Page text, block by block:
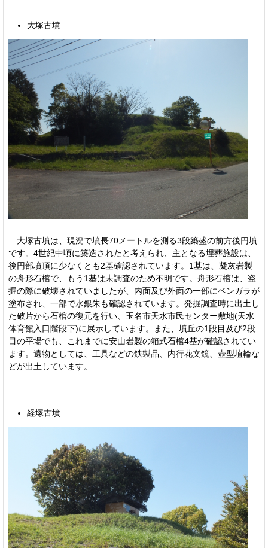
大塚古墳
大塚古墳は、現況で墳長70メートルを測る3段築盛の前方後円墳
です。4世紀中頃に築造されたと考えられ、主となる埋葬施設は、
後円部墳頂に少なくとも2基確認されています。1基は、凝灰岩製
の舟形石棺で、もう1基は未調査のため不明です。舟形石棺は、盗
掘の際に破壊されていましたが、内面及び外面の一部にベンガラが
塗布され、一部で水銀朱も確認されています。発掘調査時に出土し
た破片から石棺の復元を行い、玉名市天水市民センター敷地(天水
体育館入口階段下)に展示しています。また、墳丘の1段目及び2段
目の平場でも、これまでに安山岩製の箱式石棺4基が確認されてい
ます。遺物としては、工具などの鉄製品、内行花文鏡、壺型埴輪な
どが出土しています。
経塚古墳